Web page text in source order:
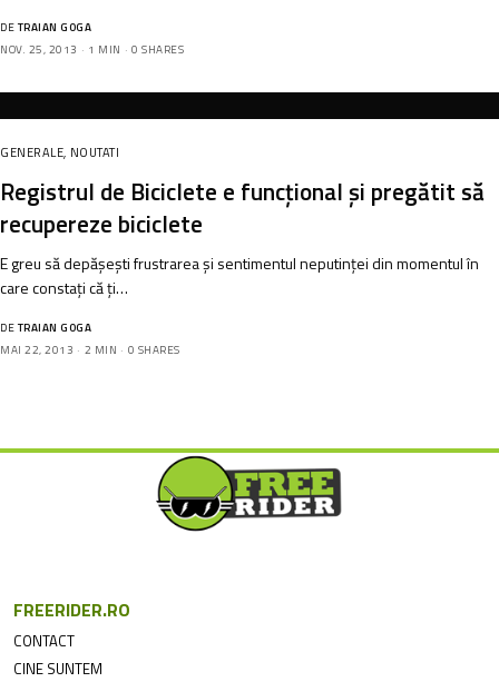
DE TRAIAN GOGA
NOV. 25, 2013
1 MIN 0 SHARES
GENERALE, NOUTATI
Registrul de Biciclete e funcțional și pregătit să
recupereze biciclete
E greu să depășești frustrarea și sentimentul neputinței din momentul în
care constați că ți…
DE TRAIAN GOGA
MAI 22, 2013
2 MIN 0 SHARES
FREERIDER.RO
CONTACT
CINE SUNTEM